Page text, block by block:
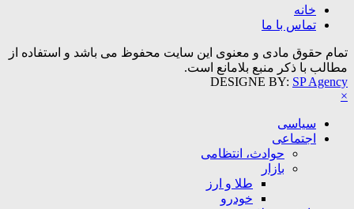
خانه
تماس با ما
تمام حقوق مادی و معنوی این سایت محفوظ می باشد و استفاده از
مطالب با ذکر منبع بلامانع است.
DESIGNE BY: SP Agency
×
سیاسی
اجتماعی
حوادث، انتظامی
بازار
طلا و ارز
خودرو